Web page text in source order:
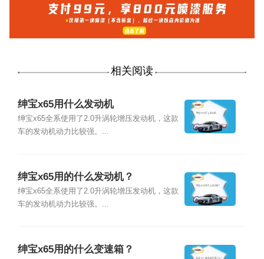
相关阅读
绅宝x65用什么发动机
绅宝x65全系使用了2.0升涡轮增压发动机，这款
车的发动机动力比较强。...
绅宝x65用的什么发动机？
绅宝x65全系使用了2.0升涡轮增压发动机，这款
车的发动机动力比较强。...
绅宝x65用的什么变速箱？